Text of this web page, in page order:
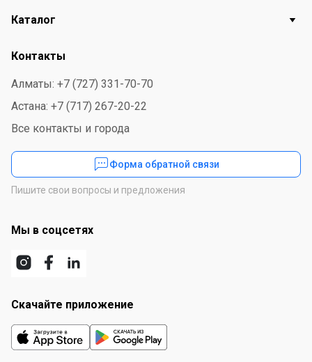
Каталог
Контакты
Алматы: +7 (727) 331-70-70
Астана: +7 (717) 267-20-22
Все контакты и города
Форма обратной связи
Пишите свои вопросы и предложения
Мы в соцсетях
Скачайте приложение